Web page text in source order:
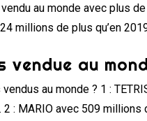
au monde avec plus
millions de plus qu’en
vendue au
au monde ? 1 :
: MARIO avec 509